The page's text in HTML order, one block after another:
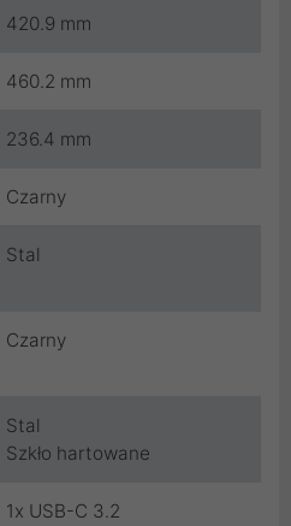
420.9 mm
460.2 mm
236.4 mm
Czarny
Stal
Czarny
Stal
Szkło hartowane
1x USB-C 3.2